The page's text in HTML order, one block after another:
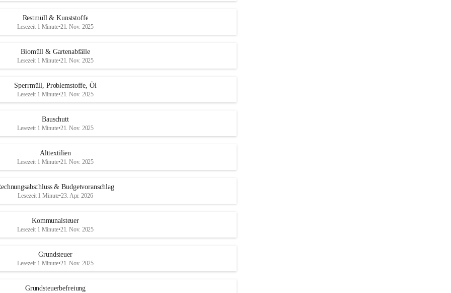
Restmüll & Kunststoffe
Lesezeit 1 Minute•21. Nov. 2025
Biomüll & Gartenabfälle
Lesezeit 1 Minute•21. Nov. 2025
Sperrmüll, Problemstoffe, Öl
Lesezeit 1 Minute•21. Nov. 2025
Bauschutt
Lesezeit 1 Minute•21. Nov. 2025
Alttextilien
Lesezeit 1 Minute•21. Nov. 2025
& Budgetvoranschlag
Lesezeit 1 Minute•23. Apr. 2026
Kommunalsteuer
Lesezeit 1 Minute•21. Nov. 2025
Grundsteuer
Lesezeit 1 Minute•21. Nov. 2025
Grundsteuerbefreiung